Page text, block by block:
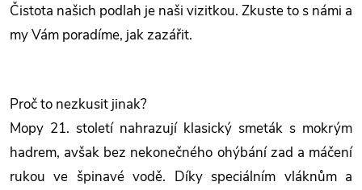
Čistota našich podlah je naši vizitkou. Zkuste to s námi a
my Vám poradíme, jak zazářit.
Proč to nezkusit jinak?
Mopy 21. století nahrazují klasický smeták s mokrým
hadrem, avšak bez nekonečného ohýbání zad a máčení
rukou ve špinavé vodě. Díky speciálním vláknům a